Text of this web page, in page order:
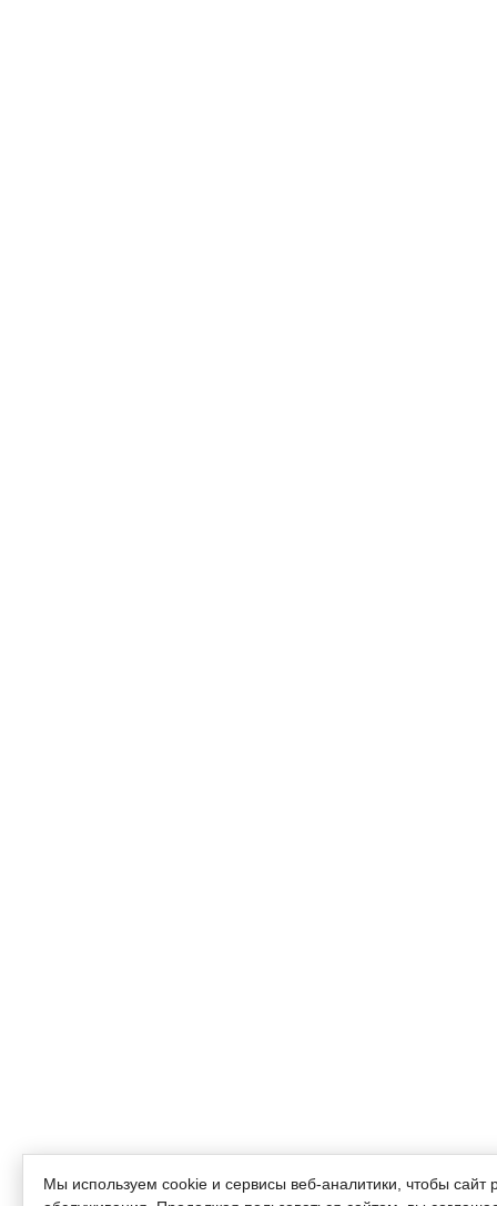
Мы используем cookie и сервисы веб-аналитики, чтобы сайт